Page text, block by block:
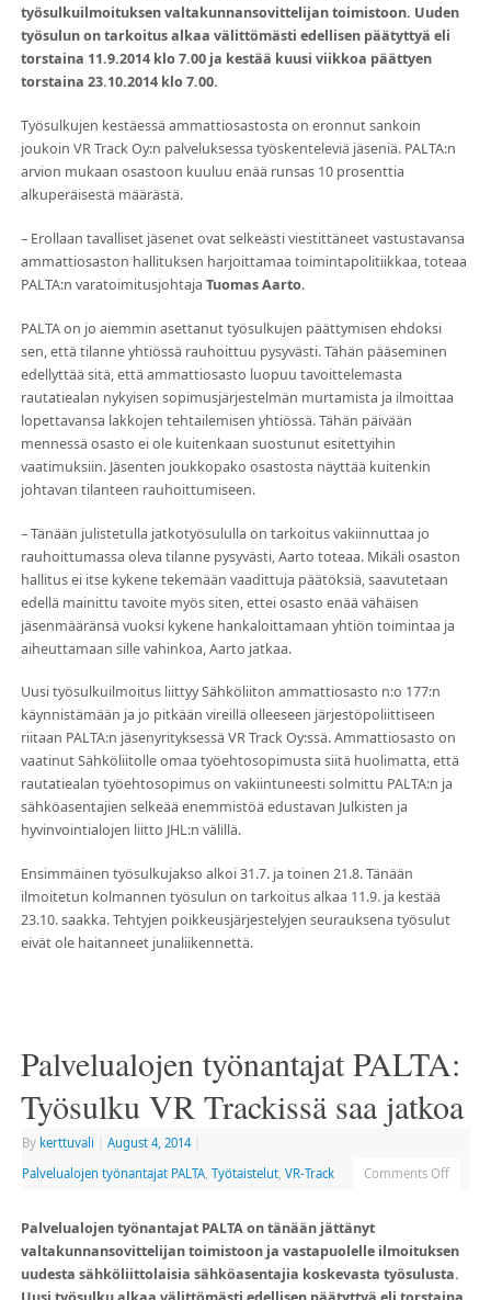
työsulkuilmoituksen valtakunnansovittelijan toimistoon. Uuden
työsulun on tarkoitus alkaa välittömästi edellisen päätyttyä eli
torstaina 11.9.2014 klo 7.00 ja kestää kuusi viikkoa päättyen
torstaina 23.10.2014 klo 7.00.
Työsulkujen kestäessä ammattiosastosta on eronnut sankoin
joukoin VR Track Oy:n palveluksessa työskenteleviä jäseniä. PALTA:n
arvion mukaan osastoon kuuluu enää runsas 10 prosenttia
alkuperäisestä määrästä.
– Erollaan tavalliset jäsenet ovat selkeästi viestittäneet vastustavansa
ammattiosaston hallituksen harjoittamaa toimintapolitiikkaa, toteaa
PALTA:n varatoimitusjohtaja Tuomas Aarto.
PALTA on jo aiemmin asettanut työsulkujen päättymisen ehdoksi
sen, että tilanne yhtiössä rauhoittuu pysyvästi. Tähän pääseminen
edellyttää sitä, että ammattiosasto luopuu tavoittelemasta
rautatiealan nykyisen sopimusjärjestelmän murtamista ja ilmoittaa
lopettavansa lakkojen tehtailemisen yhtiössä. Tähän päivään
mennessä osasto ei ole kuitenkaan suostunut esitettyihin
vaatimuksiin. Jäsenten joukkopako osastosta näyttää kuitenkin
johtavan tilanteen rauhoittumiseen.
– Tänään julistetulla jatkotyösululla on tarkoitus vakiinnuttaa jo
rauhoittumassa oleva tilanne pysyvästi, Aarto toteaa. Mikäli osaston
hallitus ei itse kykene tekemään vaadittuja päätöksiä, saavutetaan
edellä mainittu tavoite myös siten, ettei osasto enää vähäisen
jäsenmääränsä vuoksi kykene hankaloittamaan yhtiön toimintaa ja
aiheuttamaan sille vahinkoa, Aarto jatkaa.
Uusi työsulkuilmoitus liittyy Sähköliiton ammattiosasto n:o 177:n
käynnistämään ja jo pitkään vireillä olleeseen järjestöpoliittiseen
riitaan PALTA:n jäsenyrityksessä VR Track Oy:ssä. Ammattiosasto on
vaatinut Sähköliitolle omaa työehtosopimusta siitä huolimatta, että
rautatiealan työehtosopimus on vakiintuneesti solmittu PALTA:n ja
sähköasentajien selkeää enemmistöä edustavan Julkisten ja
hyvinvointialojen liitto JHL:n välillä.
Ensimmäinen työsulkujakso alkoi 31.7. ja toinen 21.8. Tänään
ilmoitetun kolmannen työsulun on tarkoitus alkaa 11.9. ja kestää
23.10. saakka. Tehtyjen poikkeusjärjestelyjen seurauksena työsulut
eivät ole haitanneet junaliikennettä.
Palvelualojen työnantajat PALTA:
Työsulku VR Trackissä saa jatkoa
By kerttuvali August 4, 2014
Palvelualojen työnantajat PALTA, Työtaistelut, VR-Track Comments Off
Palvelualojen työnantajat PALTA on tänään jättänyt
valtakunnansovittelijan toimistoon ja vastapuolelle ilmoituksen
uudesta sähköliittolaisia sähköasentajia koskevasta työsulusta.